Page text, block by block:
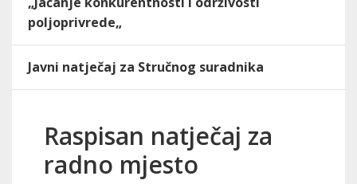
poljoprivrede„
Javni natječaj za Stručnog suradnika
Raspisan natječaj za
radno mjesto